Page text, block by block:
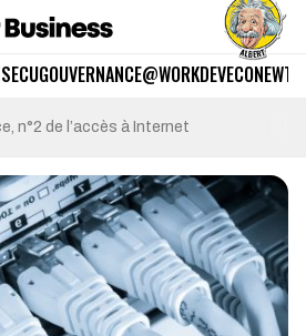
SECUGOUVERNANCE@WORKDEVECO
n°2 de l’accès à Internet